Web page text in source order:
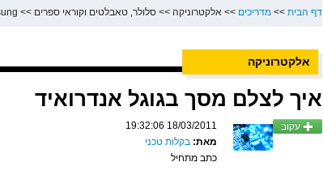
דף הבית >> מדריכים >> אלקטרוניקה >> סלולר, טאבלטים וקוראי ספרים >>
אלקטרוניקה
איך לצלם מסך בגוגל אנדרואיד
עקוב
18/03/2011 19:32:06
מאת: בקלות טכני
כתב מתחיל